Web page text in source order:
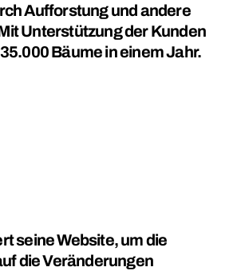
Aufforstung und andere
Unterstützung der Kunden
Bäume in einem Jahr.
seine Website, um die
die Veränderungen